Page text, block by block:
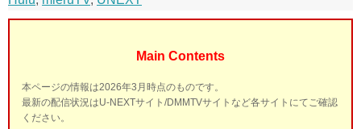
Main Contents
本ページの情報は2026年3月時点のものです。
最新の配信状況はU-NEXTサイト/DMMTVサイトなど各サイトにてご確認
ください。